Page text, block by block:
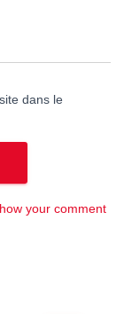
dans le
your comment